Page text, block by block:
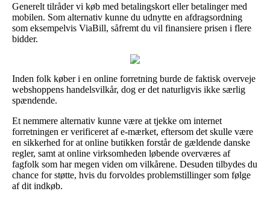
Generelt tilråder vi køb med betalingskort eller betalinger med
mobilen. Som alternativ kunne du udnytte en afdragsordning
som eksempelvis ViaBill, såfremt du vil finansiere prisen i flere
bidder.
Inden folk køber i en online forretning burde de faktisk overveje
webshoppens handelsvilkår, dog er det naturligvis ikke særlig
spændende.
Et nemmere alternativ kunne være at tjekke om internet
forretningen er verificeret af e-mærket, eftersom det skulle være
en sikkerhed for at online butikken forstår de gældende danske
regler, samt at online virksomheden løbende overværes af
fagfolk som har megen viden om vilkårene. Desuden tilbydes du
chance for støtte, hvis du forvoldes problemstillinger som følge
af dit indkøb.